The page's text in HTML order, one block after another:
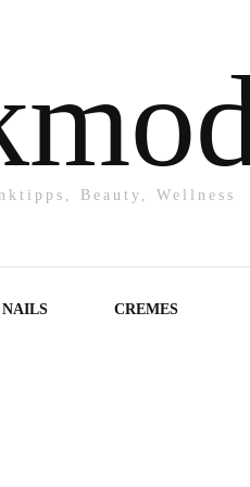
Beauty, Wellness
NAILS CREMES